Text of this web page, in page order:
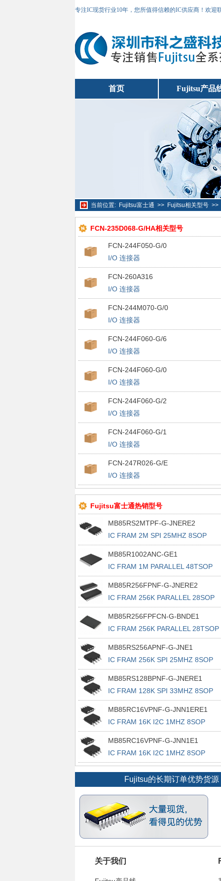
专注IC现货行业10年，您所值得信赖的IC供应商！欢
首页 Fujitsu产品
当前位置: Fujitsu富士通 >> Fujitsu相关型号>>
FCN-235D068-G/HA相关型号
FCN-244F050-G/0
I/O 连接器
FCN-260A316
I/O 连接器
FCN-244M070-G/0
I/O 连接器
FCN-244F060-G/6
I/O 连接器
FCN-244F060-G/0
I/O 连接器
FCN-244F060-G/2
I/O 连接器
FCN-244F060-G/1
I/O 连接器
FCN-247R026-G/E
I/O 连接器
Fujitsu富士通热销型号
MB85RS2MTPF-G-JNERE2
IC FRAM 2M SPI 25MHZ 8SOP
MB85R1002ANC-GE1
IC FRAM 1M PARALLEL 48TSOP
MB85R256FPNF-G-JNERE2
IC FRAM 256K PARALLEL 28SOP
MB85R256FPFCN-G-BNDE1
IC FRAM 256K PARALLEL 28TSOP
MB85RS256APNF-G-JNE1
IC FRAM 256K SPI 25MHZ 8SOP
MB85RS128BPNF-G-JNERE1
IC FRAM 128K SPI 33MHZ 8SOP
MB85RC16VPNF-G-JNN1ERE1
IC FRAM 16K I2C 1MHZ 8SOP
MB85RC16VPNF-G-JNN1E1
IC FRAM 16K I2C 1MHZ 8SOP
Fujitsu的长期订单优势货
关于我们